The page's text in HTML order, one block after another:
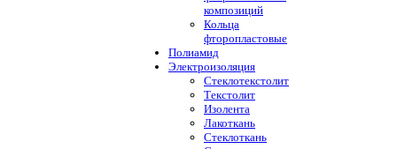
композиций
Кольца
фторопластовые
Полиамид
Электроизоляция
Стеклотекстолит
Текстолит
Изолента
Лакоткань
Стеклоткань